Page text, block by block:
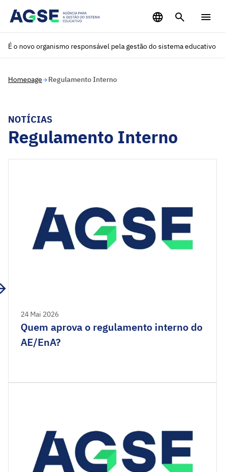
É o novo organismo responsável pela gestão do sistema educativo
Homepage Regulamento Interno
NOTÍCIAS
Regulamento Interno
24 Mai 2026
Quem aprova o regulamento interno do
AE/EnA?